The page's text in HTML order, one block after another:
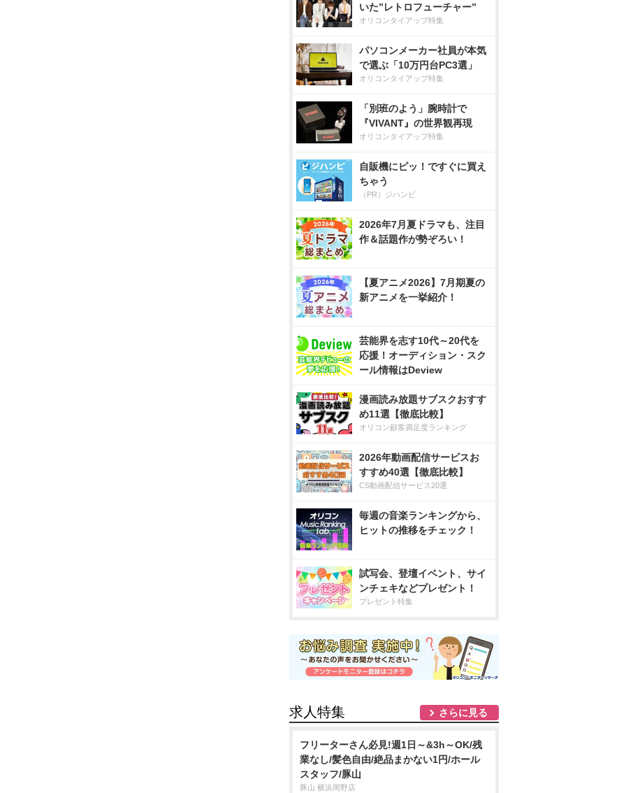
いた”レトロフューチャー”
オリコンタイアップ特集
パソコンメーカー社員が本気
で選ぶ「10万円台PC3選」
オリコンタイアップ特集
「別班のよう」腕時計で
『VIVANT』の世界観再現
オリコンタイアップ特集
自販機にピッ！ですぐに買え
ちゃう
（PR）ジハンピ
2026年7月夏ドラマも、注目
作＆話題作が勢ぞろい！
【夏アニメ2026】7月期夏の
新アニメを一挙紹介！
芸能界を志す10代～20代を
応援！オーディション・スク
ール情報はDeview
漫画読み放題サブスクおすす
め11選【徹底比較】
オリコン顧客満足度ランキング
2026年動画配信サービスお
すすめ40選【徹底比較】
CS動画配信サービス20選
毎週の音楽ランキングから、
ヒットの推移をチェック！
試写会、登壇イベント、サイ
ンチェキなどプレゼント！
プレゼント特集
求人特集 さらに見る
フリーターさん必見!週1日～&3h～OK/残
業なし/髪色自由/絶品まかない1円/ホール
スタッフ/豚山
豚山 横浜岡野店